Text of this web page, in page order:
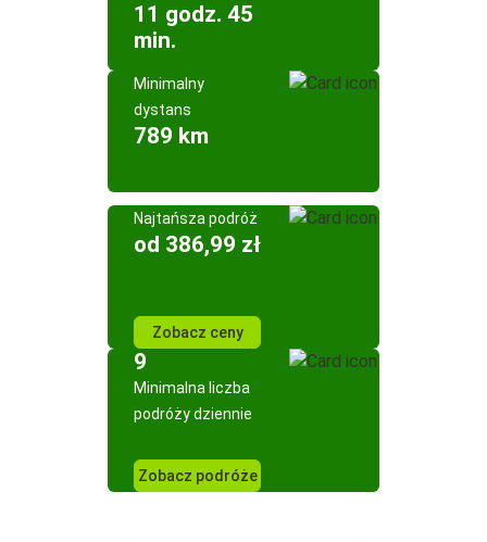
11 godz. 45
min.
Minimalny
dystans
789 km
Najtańsza podróż
od 386,99 zł
Zobacz ceny
9
Minimalna liczba
podróży dziennie
Zobacz podróże